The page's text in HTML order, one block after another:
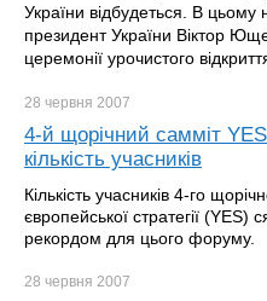
України відбудеться. В цьому
президент України Віктор
церемонії урочистого
28 червня 2007
4-й щорічний самміт
кількість учасників
Кількість учасників 4-го
європейської стратегії (YES)
рекордом для цього форуму.
28 червня 2007